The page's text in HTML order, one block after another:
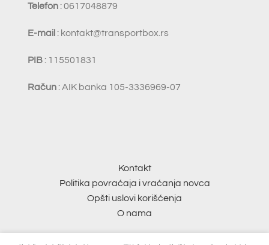
Telefon : 0617048879
E-mail : kontakt@transportbox.rs
PIB : 115501831
Račun : AIK banka 105-3336969-07
Kontakt
Politika povraćaja i vraćanja novca
Opšti uslovi korišćenja
O nama